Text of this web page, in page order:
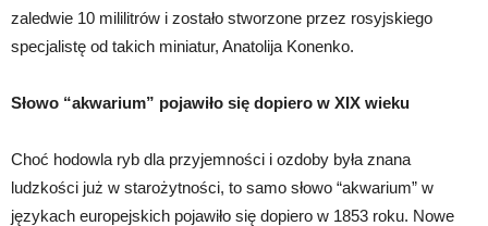
zaledwie 10 mililitrów i zostało stworzone przez rosyjskiego
specjalistę od takich miniatur, Anatolija Konenko.
Słowo “akwarium” pojawiło się dopiero w XIX wieku
Choć hodowla ryb dla przyjemności i ozdoby była znana
ludzkości już w starożytności, to samo słowo “akwarium” w
językach europejskich pojawiło się dopiero w 1853 roku. Nowe